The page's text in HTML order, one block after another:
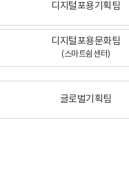
디지털포용기획팀
디지털포용문화팀
(스마트쉼센터)
글로벌기획팀